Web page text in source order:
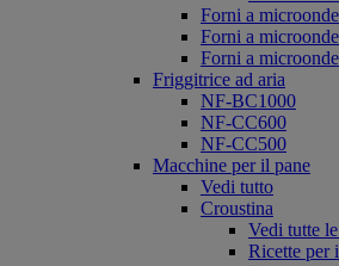
Forni a
Forni a
Forni a microonde
Friggitrice ad aria
NF-BC1000
NF-CC600
NF-CC500
Macchine per il pane
Vedi tutto
Croustina
Vedi tutte
Ricette per